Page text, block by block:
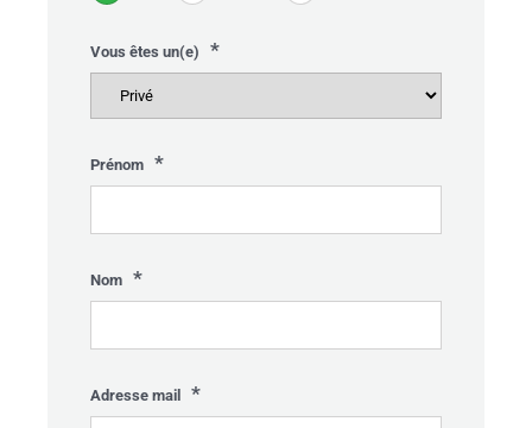
Vous êtes un(e) *
Prénom *
Nom *
Adresse mail *